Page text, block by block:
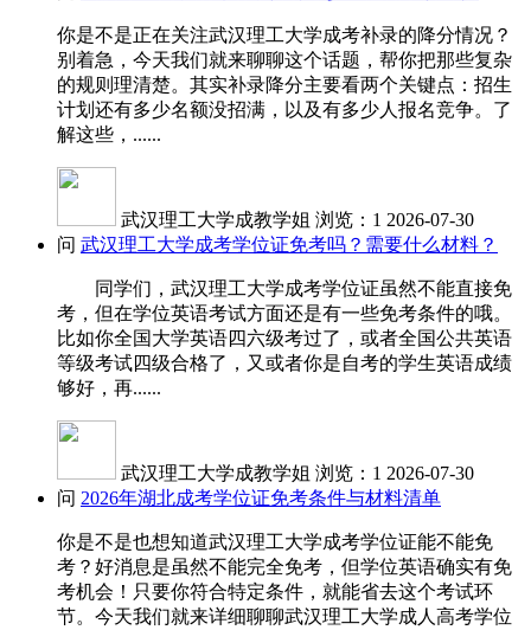
你是不是正在关注武汉理工大学成考补录的降分情况？
别着急，今天我们就来聊聊这个话题，帮你把那些复杂
的规则理清楚。其实补录降分主要看两个关键点：招生
计划还有多少名额没招满，以及有多少人报名竞争。了
解这些，......
武汉理工大学成教学姐 浏览：1 2026-07-30
问 武汉理工大学成考学位证免考吗？需要什么材料？
同学们，武汉理工大学成考学位证虽然不能直接免
考，但在学位英语考试方面还是有一些免考条件的哦。
比如你全国大学英语四六级考过了，或者全国公共英语
等级考试四级合格了，又或者你是自考的学生英语成绩
够好，再......
武汉理工大学成教学姐 浏览：1 2026-07-30
问 2026年湖北成考学位证免考条件与材料清单
你是不是也想知道武汉理工大学成考学位证能不能免
考？好消息是虽然不能完全免考，但学位英语确实有免
考机会！只要你符合特定条件，就能省去这个考试环
节。今天我们就来详细聊聊武汉理工大学成人高考学位